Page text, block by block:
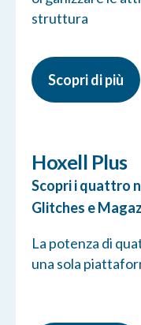
struttura
Scopri di più
Hoxell Plus
Scopri i quattro
Glitches e
La potenza di
una sola